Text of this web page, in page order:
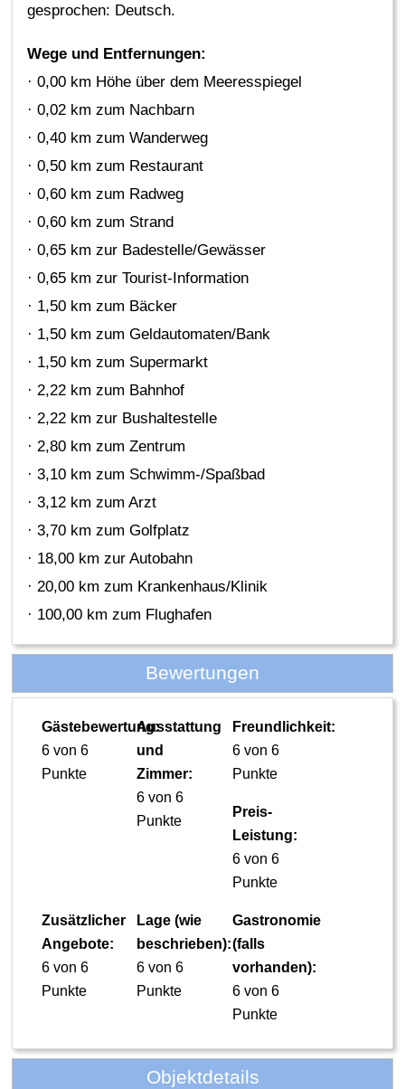
gesprochen: Deutsch.
Wege und Entfernungen:
· 0,00 km Höhe über dem Meeresspiegel
· 0,02 km zum Nachbarn
· 0,40 km zum Wanderweg
· 0,50 km zum Restaurant
· 0,60 km zum Radweg
· 0,60 km zum Strand
· 0,65 km zur Badestelle/Gewässer
· 0,65 km zur Tourist-Information
· 1,50 km zum Bäcker
· 1,50 km zum Geldautomaten/Bank
· 1,50 km zum Supermarkt
· 2,22 km zum Bahnhof
· 2,22 km zur Bushaltestelle
· 2,80 km zum Zentrum
· 3,10 km zum Schwimm-/Spaßbad
· 3,12 km zum Arzt
· 3,70 km zum Golfplatz
· 18,00 km zur Autobahn
· 20,00 km zum Krankenhaus/Klinik
· 100,00 km zum Flughafen
Bewertungen
Gästebewertung:
6 von 6
Punkte
Ausstattung
und
Zimmer:
6 von 6
Punkte
Freundlichkeit:
6 von 6
Punkte
Preis-
Leistung:
6 von 6
Punkte
Zusätzlicher
Angebote:
6 von 6
Punkte
Lage (wie
beschrieben):
6 von 6
Punkte
Gastronomie
(falls
vorhanden):
6 von 6
Punkte
Objektdetails